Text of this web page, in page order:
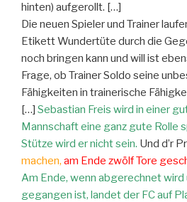
hinten) aufgerollt. […]
Die neuen Spieler und Trainer
Etikett Wundertüte durch die
noch bringen kann und will ist
Frage, ob Trainer Soldo seine
Fähigkeiten in trainerische
[…] Sebastian Freis wird in einer
Mannschaft eine ganz gute Rolle
Stütze wird er nicht sein. Und d’r
machen, am Ende zwölf Tore
Am Ende, wenn abgerechnet wird
gegangen ist, landet der FC auf